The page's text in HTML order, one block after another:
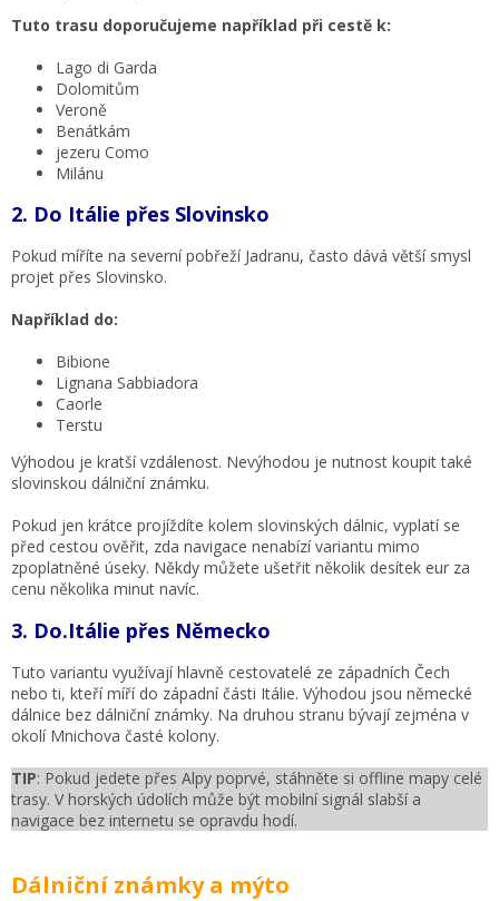
Tuto trasu doporučujeme například při cestě k:
Lago di Garda
Dolomitům
Veroně
Benátkám
jezeru Como
Milánu
2. Do Itálie přes Slovinsko
Pokud míříte na severní pobřeží Jadranu, často dává větší smysl
projet přes Slovinsko.
Například do:
Bibione
Lignana Sabbiadora
Caorle
Terstu
Výhodou je kratší vzdálenost. Nevýhodou je nutnost koupit také
slovinskou dálniční známku.
Pokud jen krátce projíždíte kolem slovinských dálnic, vyplatí se
před cestou ověřit, zda navigace nenabízí variantu mimo
zpoplatněné úseky. Někdy můžete ušetřit několik desítek eur za
cenu několika minut navíc.
3. Do.Itálie přes Německo
Tuto variantu využívají hlavně cestovatelé ze západních Čech
nebo ti, kteří míří do západní části Itálie. Výhodou jsou německé
dálnice bez dálniční známky. Na druhou stranu bývají zejména v
okolí Mnichova časté kolony.
TIP: Pokud jedete přes Alpy poprvé, stáhněte si offline mapy celé
trasy. V horských údolích může být mobilní signál slabší a
navigace bez internetu se opravdu hodí.
Dálniční známky a mýto